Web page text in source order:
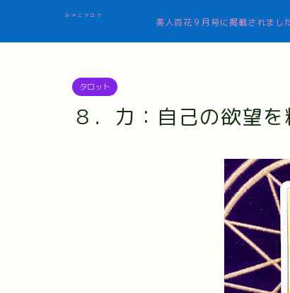
みやこブログ
美人百花９月号に掲載されまし
タロット
８．力：自己の欲望